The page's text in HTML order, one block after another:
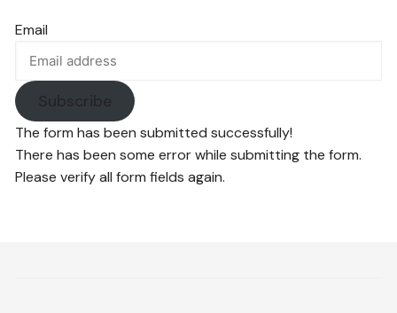
Email
Subscribe
The form has been submitted successfully!
There has been some error while submitting the form.
Please verify all form fields again.